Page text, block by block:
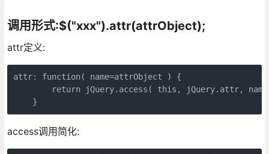
调用形式:$("xxx").attr(attrObject);
attr定义:
attr: function( name=attrObject ) {
return jQuery.access( this, jQuery.attr,
    }
access调用简化: